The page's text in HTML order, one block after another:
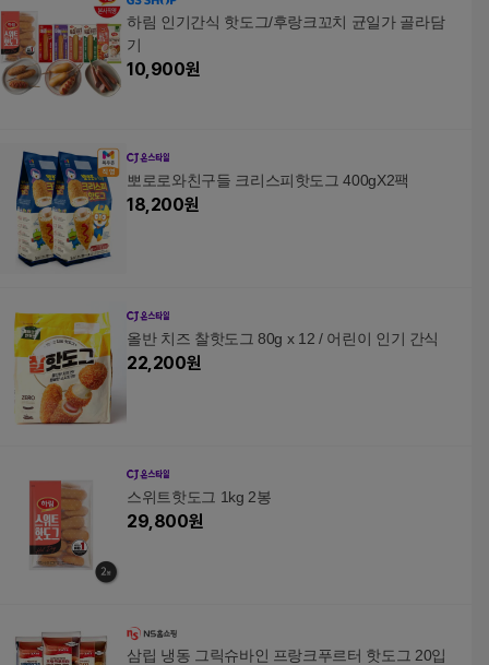
하림 인기간식 핫도그/후랑크꼬치 균일가 골라담
기
10,900원
뽀로로와친구들 크리스피핫도그 400gX2팩
18,200원
올반 치즈 찰핫도그 80g x 12 / 어린이 인기 간식
22,200원
스위트핫도그 1kg 2봉
29,800원
삼립 냉동 그릭슈바인 프랑크푸르터 핫도그 20입